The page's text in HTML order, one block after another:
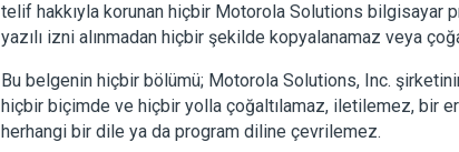
telif hakkıyla korunan hiçbir Motorola Solutions bilgisayar
yazılı izni alınmadan hiçbir şekilde kopyalanamaz veya
Bu belgenin hiçbir bölümü; Motorola Solutions, Inc.
hiçbir biçimde ve hiçbir yolla çoğaltılamaz, iletilemez, bir
herhangi bir dile ya da program diline çevrilemez.